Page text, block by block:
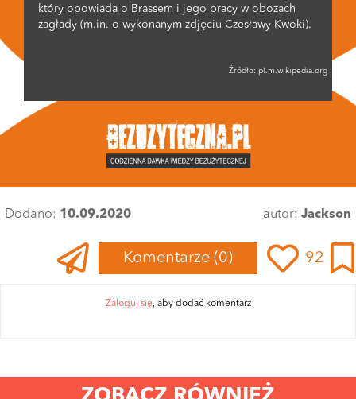
który opowiada o Brassem i jego pracy w obozach
zagłady (m.in. o wykonanym zdjęciu Czesławy Kwoki).
Źródło: pl.m.wikipedia.org
Dodano: 10.09.2020 autor: Jackson
Komentarze (0) 92
Zaloguj się, aby dodać komentarz